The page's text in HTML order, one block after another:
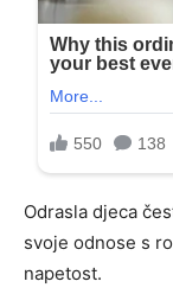
Odrasla djeca
svoje odnose s
napetost.